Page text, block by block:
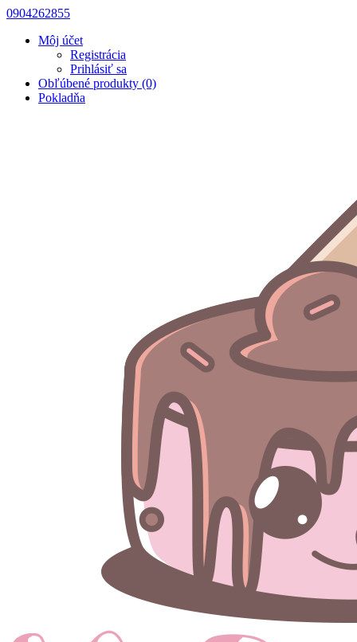
0904262855
Môj účet
Registrácia
Prihlásiť sa
Obľúbené produkty (0)
Pokladňa